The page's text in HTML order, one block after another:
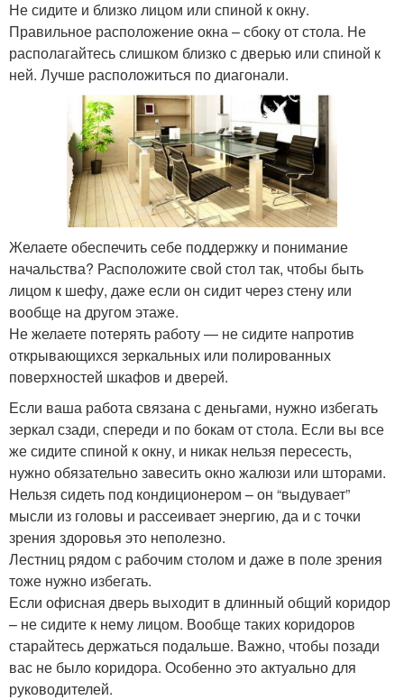
Не сидите и близко лицом или спиной к окну.
Правильное расположение окна – сбоку от стола. Не
располагайтесь слишком близко с дверью или спиной к
ней. Лучше расположиться по диагонали.
Желаете обеспечить себе поддержку и понимание
начальства? Расположите свой стол так, чтобы быть
лицом к шефу, даже если он сидит через стену или
вообще на другом этаже.
Не желаете потерять работу — не сидите напротив
открывающихся зеркальных или полированных
поверхностей шкафов и дверей.
Если ваша работа связана с деньгами, нужно избегать
зеркал сзади, спереди и по бокам от стола. Если вы все
же сидите спиной к окну, и никак нельзя пересесть,
нужно обязательно завесить окно жалюзи или шторами.
Нельзя сидеть под кондиционером – он “выдувает”
мысли из головы и рассеивает энергию, да и с точки
зрения здоровья это неполезно.
Лестниц рядом с рабочим столом и даже в поле зрения
тоже нужно избегать.
Если офисная дверь выходит в длинный общий коридор
– не сидите к нему лицом. Вообще таких коридоров
старайтесь держаться подальше. Важно, чтобы позади
вас не было коридора. Особенно это актуально для
руководителей.